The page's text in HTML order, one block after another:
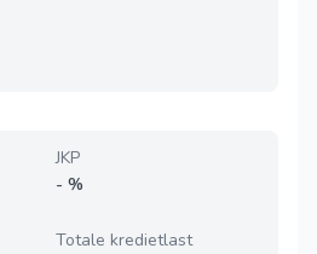
JKP
- %
Totale kredietlast